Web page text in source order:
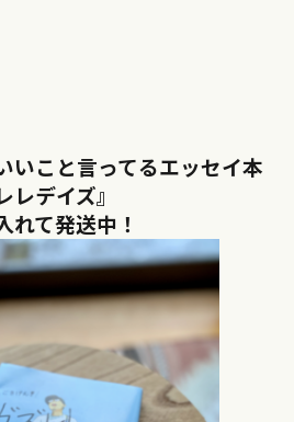
こと言ってるエッセイ本
レデイズ』
れて発送中！